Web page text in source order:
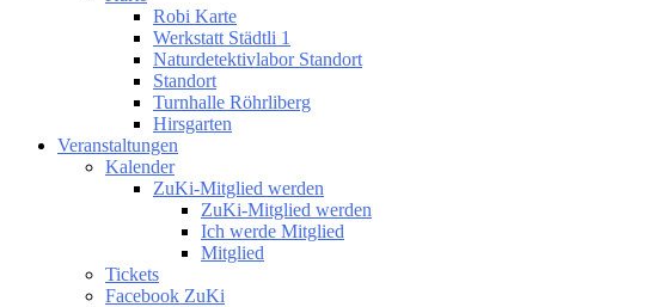
Robi Karte
Werkstatt Städtli 1
Naturdetektivlabor Standort
Standort
Turnhalle Röhrliberg
Hirsgarten
Veranstaltungen
Kalender
ZuKi-Mitglied werden
ZuKi-Mitglied werden
Ich werde Mitglied
Mitglied
Tickets
Facebook ZuKi